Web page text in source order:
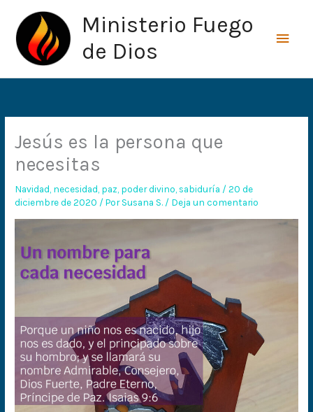
contenido
Ministerio Fuego
de Dios
Jesús es la persona que
necesitas
Navidad necesidad paz poder divino sabiduría /20 de
diciembre de 2020 / PorSusana S. / Deja un comentario